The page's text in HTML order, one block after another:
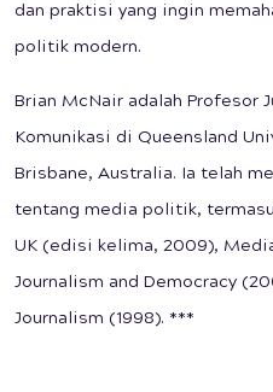
dan praktisi yang ingin
politik modern.
Brian McNair adalah Profesor
Komunikasi di Queensland
Brisbane, Australia. Ia telah
tentang media politik,
UK (edisi kelima, 2009),
Journalism and Democracy
Journalism (1998). ***